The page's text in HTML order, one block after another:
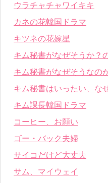
ウラチャチャワイキキ
カネの花韓国ドラマ
キツネの花嫁星
キム秘書がなぜそうか？
キム秘書がなぜそうなの
キム秘書はいったい、な
キム課長韓国ドラマ
コーヒー、お願い
ゴー・バック夫婦
サイコだけど大丈夫
サム、マイウェイ